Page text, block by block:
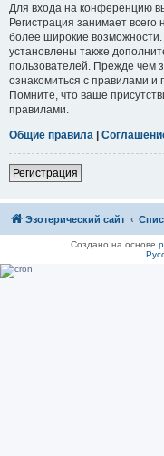
Для входа на конференцию
Регистрация занимает всего
более широкие
установлены также
пользователей. Прежде чем
ознакомиться с правилами
Помните, что ваше
правилами.
Общие правила |
Регистрация
Эзотерический сайт
Создано на основе